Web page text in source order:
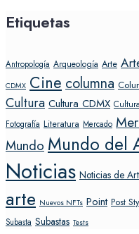
Etiquetas
Antropología Arqueología Arte
CDMX Cine columna
Cultura Cultura CDMX
Fotografía Literatura Mercado
Mundo Mundo del
Noticias Noticias de
arte Nuevos NFTs Point Post
Subasta Subastas Tests